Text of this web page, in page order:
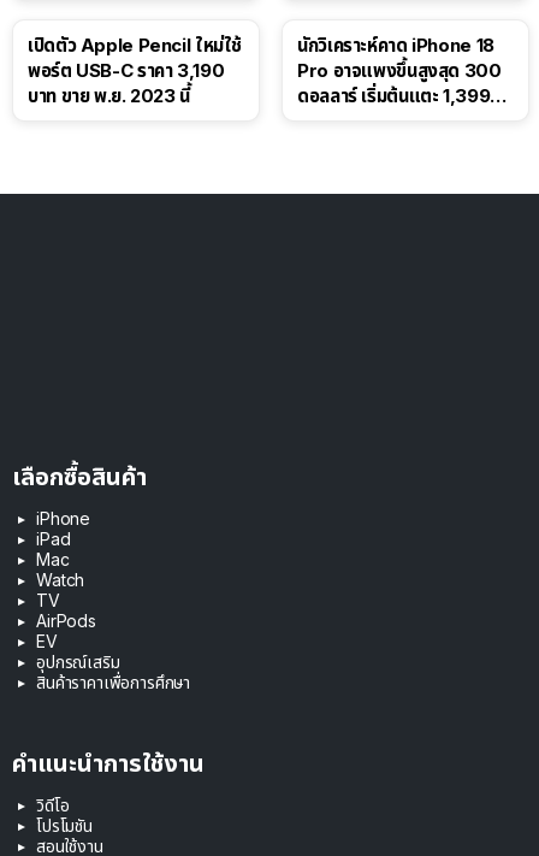
เปิดตัว Apple Pencil ใหม่ใช้
พอร์ต USB-C ราคา 3,190
บาท ขาย พ.ย. 2023 นี้
นักวิเคราะห์คาด iPhone 18
Pro อาจแพงขึ้นสูงสุด 300
ดอลลาร์ เริ่มต้นแตะ 1,399
เลือกซื้อสินค้า
iPhone
iPad
Mac
Watch
TV
AirPods
EV
อุปกรณ์เสริม
สินค้าราคาเพื่อการศึกษา
คำแนะนำการใช้งาน
วิดีโอ
โปรโมชัน
สอนใช้งาน